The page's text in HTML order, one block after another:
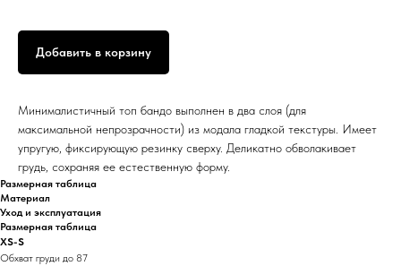
Добавить в корзину
Минималистичный топ бандо выполнен в два слоя (для
максимальной непрозрачности) из модала гладкой текстуры. Имеет
упругую, фиксирующую резинку сверху. Деликатно обволакивает
грудь, сохраняя ее естественную форму.
Размерная таблица
Материал
Уход и эксплуатация
Размерная таблица
XS-S
Обхват груди до 87